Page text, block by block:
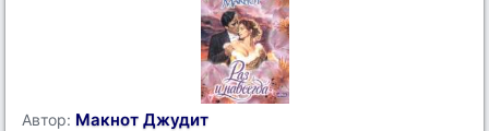
Автор: Макнот Джудит